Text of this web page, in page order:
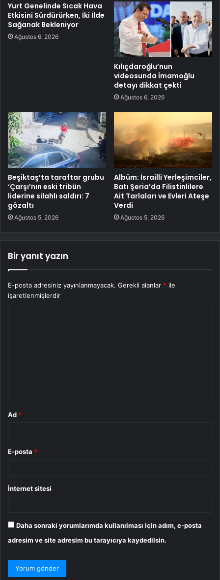
Yurt Genelinde Sıcak Hava
Etkisini Sürdürürken, İki İlde
Sağanak Bekleniyor
Ağustos 6, 2026
Kılıçdaroğlu’nun
videosunda İmamoğlu
detayı dikkat çekti
Ağustos 6, 2026
Beşiktaş’ta taraftar grubu
‘Çarşı’nın eski tribün
liderine silahlı saldırı: 7
gözaltı
Ağustos 5, 2026
Albüm: İsrailli Yerleşimciler,
Batı Şeria’da Filistinlilere
Ait Tarlaları ve Evleri Ateşe
Verdi
Ağustos 5, 2026
Bir yanıt yazın
E-posta adresiniz yayınlanmayacak. Gerekli alanlar * ile
işaretlenmişlerdir
Ad *
E-posta *
İnternet sitesi
Daha sonraki yorumlarımda kullanılması için adım, e-posta
adresim ve site adresim bu tarayıcıya kaydedilsin.